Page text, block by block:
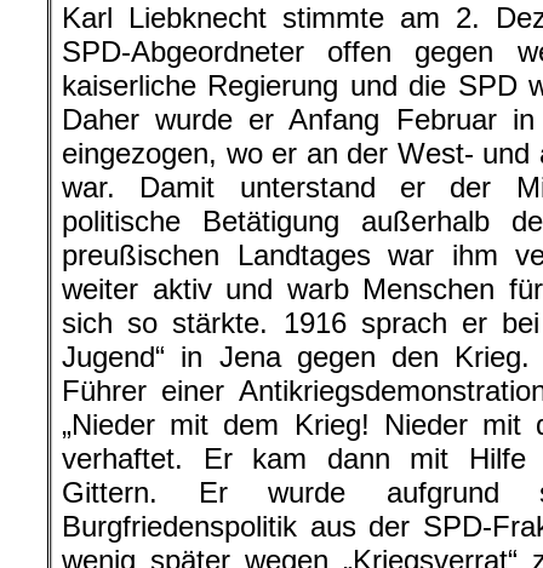
Karl Liebknecht stimmte am 2.
SPD-Abgeordneter offen gegen
kaiserliche Regierung und die SPD
Daher wurde er Anfang Februar in
eingezogen, wo er an der West-
war. Damit unterstand er der
politische Betätigung außerhalb
preußischen Landtages war ihm
weiter aktiv und warb Menschen
sich so stärkte. 1916 sprach er
Jugend“ in Jena gegen den
Führer einer
„Nieder mit dem Krieg! Nieder mit
verhaftet. Er kam dann mit Hilfe
Gittern. Er wurde aufgrund
Burgfriedenspolitik aus der SPD-
wenig später wegen